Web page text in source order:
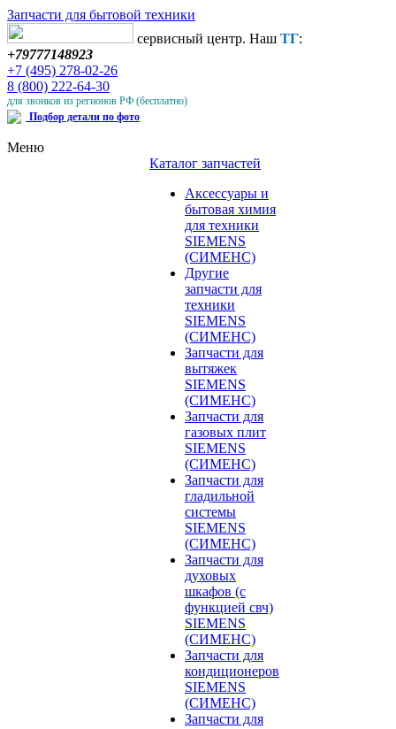
Запчасти для бытовой техники
сервисный центр. Наш ТГ:
+79777148923
+7 (495) 278-02-26
8 (800) 222-64-30
для звонков из регионов РФ (бесплатно)
Подбор детали по фото
Меню
Каталог запчастей
Аксессуары и
бытовая химия
для техники
SIEMENS
(СИМЕНС)
Другие
запчасти для
техники
SIEMENS
(СИМЕНС)
Запчасти для
вытяжек
SIEMENS
(СИМЕНС)
Запчасти для
газовых плит
SIEMENS
(СИМЕНС)
Запчасти для
гладильной
системы
SIEMENS
(СИМЕНС)
Запчасти для
духовых
шкафов (с
функцией свч)
SIEMENS
(СИМЕНС)
Запчасти для
кондиционеров
SIEMENS
(СИМЕНС)
Запчасти для